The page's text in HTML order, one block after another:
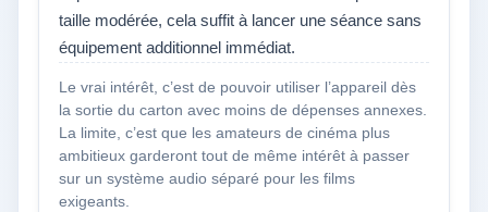
taille modérée, cela suffit à lancer une séance sans
équipement additionnel immédiat.
Le vrai intérêt, c’est de pouvoir utiliser l’appareil dès
la sortie du carton avec moins de dépenses annexes.
La limite, c’est que les amateurs de cinéma plus
ambitieux garderont tout de même intérêt à passer
sur un système audio séparé pour les films
exigeants.